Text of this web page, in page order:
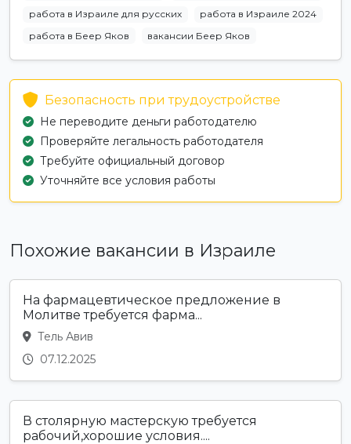
работа в Израиле для русских
работа в Израиле 2024
работа в Беер Яков
вакансии Беер Яков
Безопасность при трудоустройстве
Не переводите деньги работодателю
Проверяйте легальность работодателя
Требуйте официальный договор
Уточняйте все условия работы
Похожие вакансии в Израиле
На фармацевтическое предложение в
Молитве требуется фарма...
Тель Авив
07.12.2025
В столярную мастерскую требуется
рабочий,хорошие условия....